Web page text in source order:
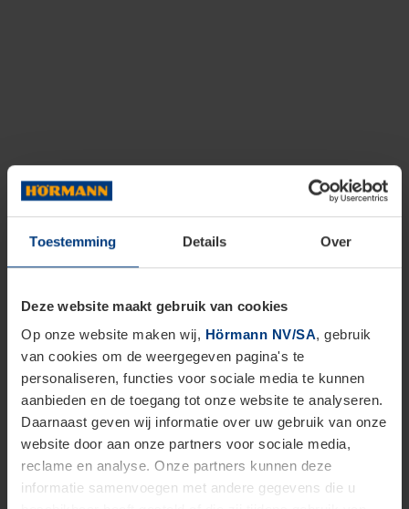
Toestemming Details Over
Deze website maakt gebruik van cookies
Op onze website maken wij, Hörmann NV/SA, gebruik
van cookies om de weergegeven pagina's te
personaliseren, functies voor sociale media te kunnen
aanbieden en de toegang tot onze website te analyseren.
Daarnaast geven wij informatie over uw gebruik van onze
website door aan onze partners voor sociale media,
reclame en analyse. Onze partners kunnen deze
informatie samenvoegen met andere gegevens die u